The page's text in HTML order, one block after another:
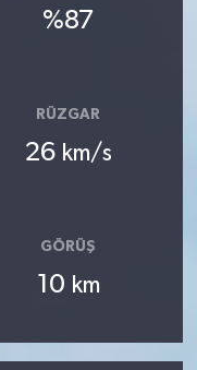
%87
RÜZGAR
26 km/s
GÖRÜŞ
10 km